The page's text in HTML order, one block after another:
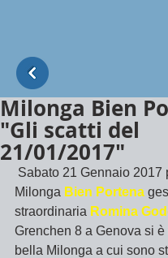
Milonga Bien
"Gli scatti del
21/01/2017"
Milonga Bien Portena
straordinaria Romina
Grenchen 8 a Genova si è
bella Milonga a cui sono